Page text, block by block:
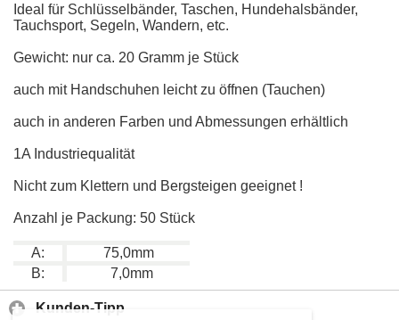
Ideal für Schlüsselbänder, Taschen, Hundehalsbänder,
Tauchsport, Segeln, Wandern, etc.
Gewicht: nur ca. 20 Gramm je Stück
auch mit Handschuhen leicht zu öffnen (Tauchen)
auch in anderen Farben und Abmessungen erhältlich
1A Industriequalität
Nicht zum Klettern und Bergsteigen geeignet !
Anzahl je Packung: 50 Stück
A:
75,0mm
B:
7,0mm
Kunden-Tipp